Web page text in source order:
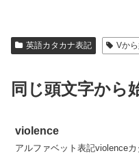
英語カタカナ表記 Vか
同じ頭文字から
violence
アルファベット表記violence